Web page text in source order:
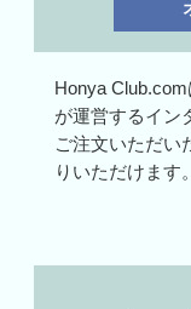
Honya
が運営するイン
ご注文いただい
りいただけます。